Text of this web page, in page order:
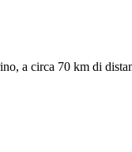
a circa 70 km di